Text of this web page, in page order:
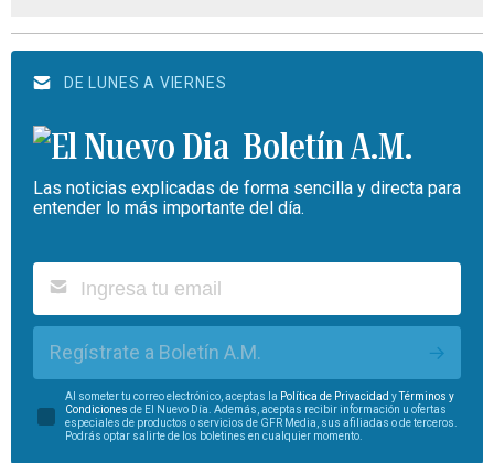
DE LUNES A VIERNES
Boletín A.M.
Las noticias explicadas de forma sencilla y directa para
entender lo más importante del día.
Regístrate a Boletín A.M.
Al someter tu correo electrónico, aceptas la Política de Privacidad yTérminos y
Condiciones de El Nuevo Día. Además, aceptas recibir información u ofertas
especiales de productos o servicios de GFR Media, sus afiliadas o de terceros.
Podrás optar salirte de los boletines en cualquier momento.